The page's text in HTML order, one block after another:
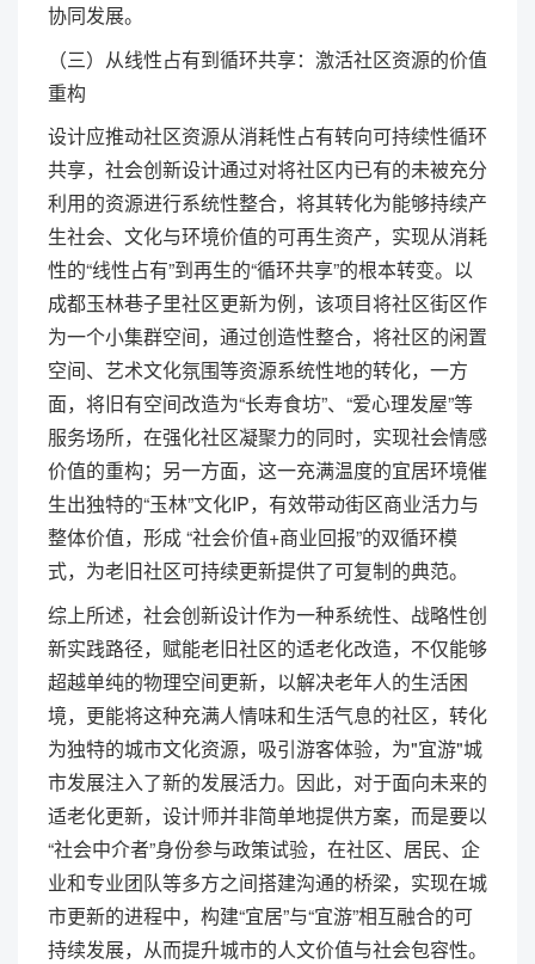
协同发展。
（三）从线性占有到循环共享：激活社区资源的价值
重构
设计应推动社区资源从消耗性占有转向可持续性循环
共享，社会创新设计通过对将社区内已有的未被充分
利用的资源进行系统性整合，将其转化为能够持续产
生社会、文化与环境价值的可再生资产，实现从消耗
性的“线性占有”到再生的“循环共享”的根本转变。以
成都玉林巷子里社区更新为例，该项目将社区街区作
为一个小集群空间，通过创造性整合，将社区的闲置
空间、艺术文化氛围等资源系统性地的转化，一方
面，将旧有空间改造为“长寿食坊”、“爱心理发屋”等
服务场所，在强化社区凝聚力的同时，实现社会情感
价值的重构；另一方面，这一充满温度的宜居环境催
生出独特的“玉林”文化IP，有效带动街区商业活力与
整体价值，形成 “社会价值+商业回报”的双循环模
式，为老旧社区可持续更新提供了可复制的典范。
综上所述，社会创新设计作为一种系统性、战略性创
新实践路径，赋能老旧社区的适老化改造，不仅能够
超越单纯的物理空间更新，以解决老年人的生活困
境，更能将这种充满人情味和生活气息的社区，转化
为独特的城市文化资源，吸引游客体验，为"宜游"城
市发展注入了新的发展活力。因此，对于面向未来的
适老化更新，设计师并非简单地提供方案，而是要以
“社会中介者”身份参与政策试验，在社区、居民、企
业和专业团队等多方之间搭建沟通的桥梁，实现在城
市更新的进程中，构建“宜居”与“宜游”相互融合的可
持续发展，从而提升城市的人文价值与社会包容性。